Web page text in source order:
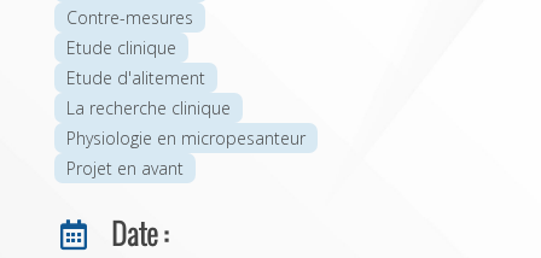
Contre-mesures
Etude clinique
Etude d'alitement
La recherche clinique
Physiologie en micropesanteur
Projet en avant
 Date :